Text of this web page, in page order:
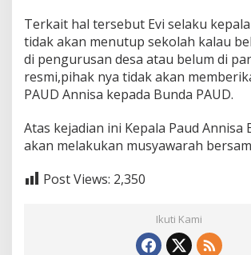
Terkait hal tersebut Evi selaku
tidak akan menutup sekolah kalau
di pengurusan desa atau belum di
resmi,pihak nya tidak akan
PAUD Annisa kepada Bunda PAUD.
Atas kejadian ini Kepala Paud Annisa
akan melakukan musyawarah
Post Views: 2,350
Ikuti Kami